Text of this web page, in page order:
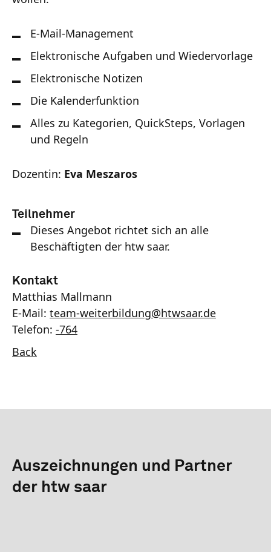
E-Mail-Management
Elektronische Aufgaben und Wiedervorlage
Elektronische Notizen
Die Kalenderfunktion
Alles zu Kategorien, QuickSteps, Vorlagen
und Regeln
Dozentin: Eva Meszaros
Teilnehmer
Dieses Angebot richtet sich an alle
Beschäftigten der htw saar.
Kontakt
Matthias Mallmann
E-Mail: team-weiterbildung@htwsaar.de
Telefon: -764
Back
Auszeichnungen und Partner
der htw saar